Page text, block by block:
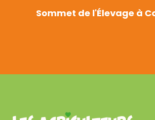
Sommet de l'Élevage à